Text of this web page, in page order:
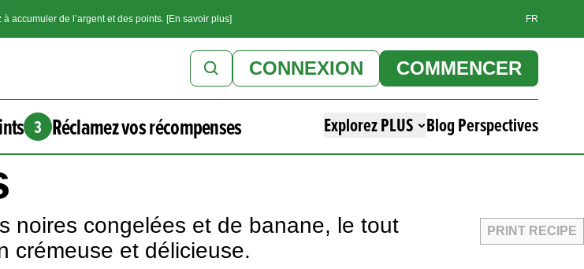
accumuler de l’argent et des points. [En savoir plus] FR
CONNEXION COMMENCER
3 Réclamez vos récompenses Explorez PLUS Blog Perspectives
PRINT RECIPE
noires congelées et de banane, le tout
crémeuse et délicieuse.